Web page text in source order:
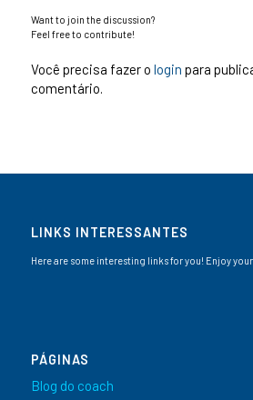
Want to join the discussion?
Feel free to contribute!
Você precisa fazer o login para
comentário.
LINKS INTERESSANTES
Here are some interesting links for you! Enjoy
PÁGINAS
Blog do coach